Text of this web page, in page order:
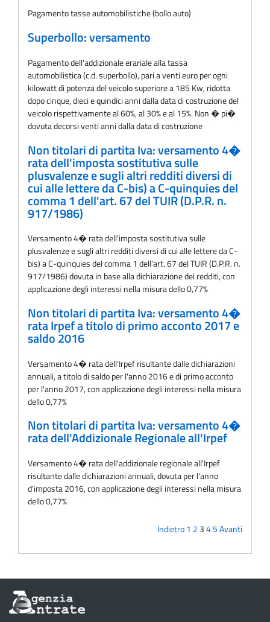
Pagamento tasse automobilistiche (bollo auto)
Superbollo: versamento
Pagamento dell'addizionale erariale alla tassa
automobilistica (c.d. superbollo), pari a venti euro per ogni
kilowatt di potenza del veicolo superiore a 185 Kw, ridotta
dopo cinque, dieci e quindici anni dalla data di costruzione del
veicolo rispettivamente al 60%, al 30% e al 15%. Non � pi�
dovuta decorsi venti anni dalla data di costruzione
Non titolari di partita Iva: versamento 4�
rata dell'imposta sostitutiva sulle
plusvalenze e sugli altri redditi diversi di
cui alle lettere da C-bis) a C-quinquies del
comma 1 dell'art. 67 del TUIR (D.P.R. n.
917/1986)
Versamento 4� rata dell'imposta sostitutiva sulle
plusvalenze e sugli altri redditi diversi di cui alle lettere da C-
bis) a C-quinquies del comma 1 dell'art. 67 del TUIR (D.P.R. n.
917/1986) dovuta in base alla dichiarazione dei redditi, con
applicazione degli interessi nella misura dello 0,77%
Non titolari di partita Iva: versamento 4�
rata Irpef a titolo di primo acconto 2017 e
saldo 2016
Versamento 4� rata dell'Irpef risultante dalle dichiarazioni
annuali, a titolo di saldo per l'anno 2016 e di primo acconto
per l'anno 2017, con applicazione degli interessi nella misura
dello 0,77%
Non titolari di partita Iva: versamento 4�
rata dell'Addizionale Regionale all'Irpef
Versamento 4� rata dell'addizionale regionale all'Irpef
risultante dalle dichiarazioni annuali, dovuta per l'anno
d'imposta 2016, con applicazione degli interessi nella misura
dello 0,77%
Indietro1 2 345Avanti
Informazioni
sul